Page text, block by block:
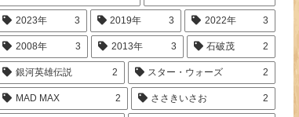
2023年 3 2019年 3 2022年 3
2008年 3 2013年 3 石破茂 2
銀河英雄伝説 2 スター・ウォーズ 2
MAD MAX 2 ささきいさお 2